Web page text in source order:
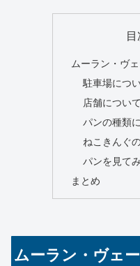
ムーラン・ヴ
駐車場につ
店舗について
パンの種類
ねこきんぐ
パンを見て
まとめ
ムーラン・ヴェ